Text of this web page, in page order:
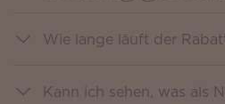
Wie lange läuft der
Kann ich sehen, was als